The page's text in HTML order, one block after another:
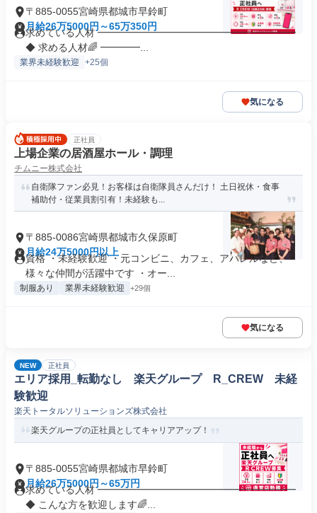
〒885-0055宮崎県都城市早鈴町
月給26万5000円～65万350円
求めている人材 ━━━━━━━━━━━━━━━━━━━━
◆ 求める人材🌈 ━━━━...
業界未経験歓迎 +25個
気になる
正社員
上場企業の居酒屋ホール・調理
チムニー株式会社
自衛隊ファン必見！お客様は自衛隊員さんだけ！ 土日祝休・食事
補助付・従業員割引有！未経験も...
〒885-0086宮崎県都城市久保原町
月給24万5000円以上
資格 ・未経験歓迎 ・元コンビニ、カフェ、アパレルなど、
様々な仲間が活躍中です ・オー...
制服あり 業界未経験歓迎 +29個
気になる
NEW 正社員
エリア採用_転勤なし 楽天グループ R_CREW 未経
験歓迎
楽天トータルソリューションズ株式会社
楽天グループの正社員としてキャリアアップ！
〒885-0055宮崎県都城市早鈴町
月給26万5000円～65万円
求めている人材 ━━━━━━━━━━━━━━━━━━━━
◆ こんな方を歓迎します🌈...